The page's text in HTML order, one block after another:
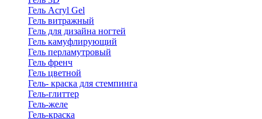
Гель Acryl Gel
Гель витражный
Гель для дизайна ногтей
Гель камуфлирующий
Гель перламутровый
Гель френч
Гель цветной
Гель- краска для стемпинга
Гель-глиттер
Гель-желе
Гель-краска